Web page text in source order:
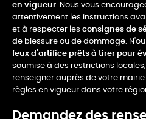
en vigueur. Nous vous
attentivement les instructions
et à respecter les consignes de
de blessure ou de dommage.
feux d'artifice prêts à tirer pour
soumise à des restrictions
renseigner auprès de votre
règles en vigueur dans votre
Demandez des